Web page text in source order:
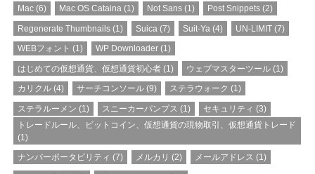
Mac(6) Mac OS Cataina(1) Not Sans (1) Post Snippets (2)
Regenerate Thumbnails(1) Suica (7) Suit-Ya (4) UN-LIMIT (7)
WEBフォント (1) WP Downloader(1)
はじめての仮想通貨、仮想通貨初心者(1) ウェブマスターツール(1)
カリクル(4) サーチコンソール(9) ステラウォーク (1)
ステラルーメン (1) スニーカーパンプス (1) セキュリティ (3)
トレードルール、ビットコイン、仮想通貨の現物取引、仮想通貨トレード
(1)
ナンバーポータビリティ (7) メルカリ (2) メールアドレス (1)